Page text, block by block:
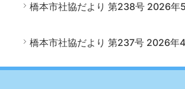
橋本市社協だより 第238号 2026年
橋本市社協だより 第237号 2026年